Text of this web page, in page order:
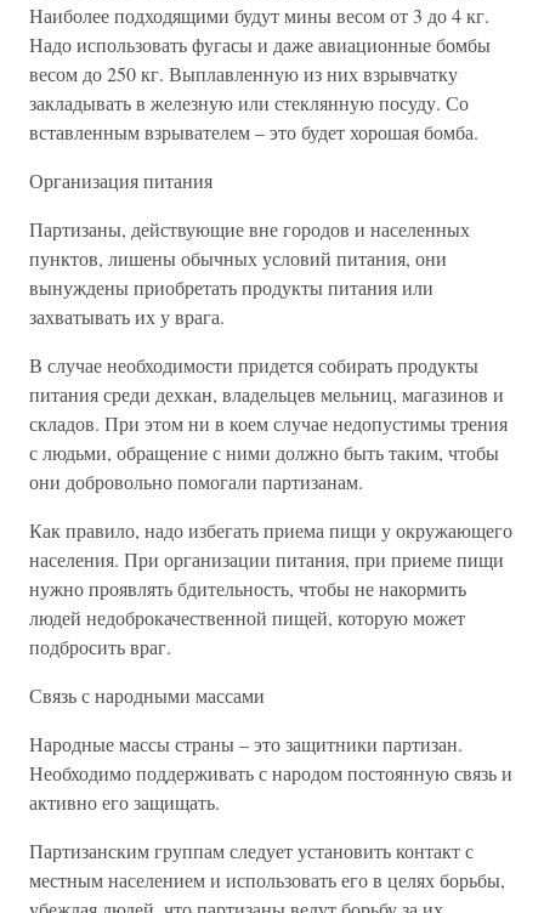
Наиболее подходящими будут мины весом от 3 до 4 кг.
Надо использовать фугасы и даже авиационные бомбы
весом до 250 кг. Выплавленную из них взрывчатку
закладывать в железную или стеклянную посуду. Со
вставленным взрывателем – это будет хорошая бомба.
Организация питания
Партизаны, действующие вне городов и населенных
пунктов, лишены обычных условий питания, они
вынуждены приобретать продукты питания или
захватывать их у врага.
В случае необходимости придется собирать продукты
питания среди дехкан, владельцев мельниц, магазинов и
складов. При этом ни в коем случае недопустимы трения
с людьми, обращение с ними должно быть таким, чтобы
они добровольно помогали партизанам.
Как правило, надо избегать приема пищи у окружающего
населения. При организации питания, при приеме пищи
нужно проявлять бдительность, чтобы не накормить
людей недоброкачественной пищей, которую может
подбросить враг.
Связь с народными массами
Народные массы страны – это защитники партизан.
Необходимо поддерживать с народом постоянную связь и
активно его защищать.
Партизанским группам следует установить контакт с
местным населением и использовать его в целях борьбы,